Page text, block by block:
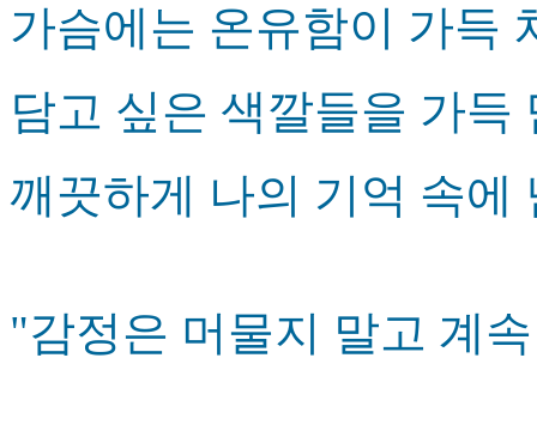
가슴에는 온유함이 가득
담고 싶은 색깔들을 가
깨끗하게 나의 기억 속에
"감정은 머물지 말고 계